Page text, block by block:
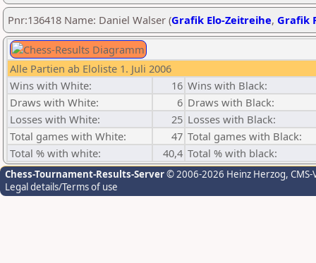
Pnr:136418 Name: Daniel Walser (Grafik Elo-Zeitreihe, Grafik
Alle Partien ab Eloliste 1. Juli 2006
Wins with White:
16 Wins with Black:
Draws with White:
6 Draws with Black:
Losses with White:
25 Losses with Black:
Total games with White:
47 Total games with Black:
Total % with white:
40,4 Total % with black:
Chess-Tournament-Results-Server© 2006-2026 Heinz Herzog,
Legal details/Terms of use